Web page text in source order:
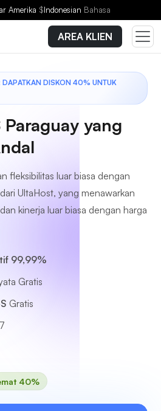
Amerika $Indonesian Bahasa
AREA KLIEN
DAPATKAN DISKON 40% UNTUK
yang
fleksibilitas luar biasa dengan
UltaHost, yang menawarkan
kinerja luar biasa dengan harga
99,99%
Gratis
Gratis
40%